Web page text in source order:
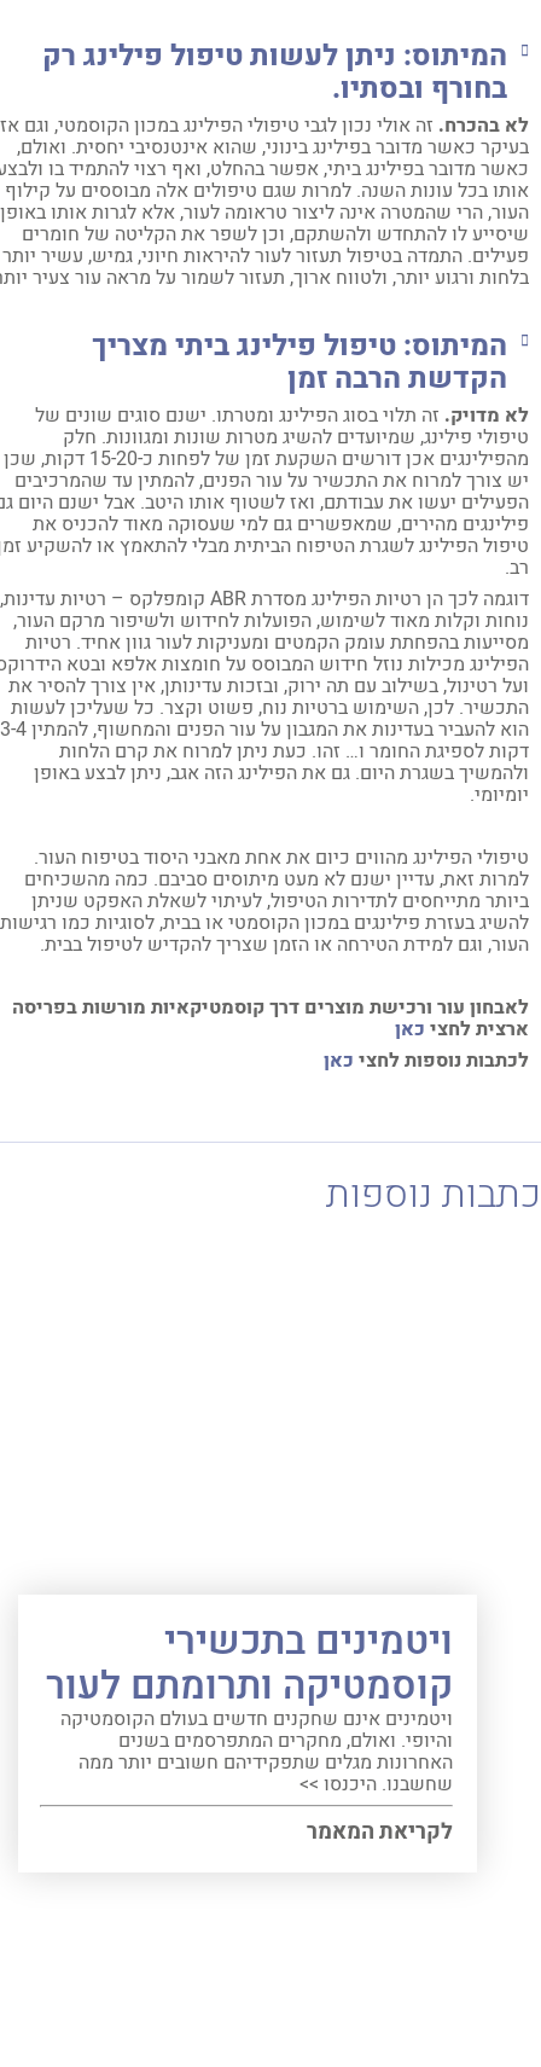
המיתוס: ניתן לעשות טיפול פילינג רק
בחורף ובסתיו.
בהכרח.זה אולי נכון לגבי טיפולי הפילינג במכון הקוסמטי, וגם אז
כאשר מדובר בפילינג בינוני, שהוא אינטנסיבי יחסית. ואולם,
מדובר בפילינג ביתי, אפשר בהחלט, ואף רצוי להתמיד בו ולבצע
בכל עונות השנה. למרות שגם טיפולים אלה מבוססים על קילוף
הרי שהמטרה אינה ליצור טראומה לעור, אלא לגרות אותו באופן
לו להתחדש ולהשתקם, וכן לשפר את הקליטה של חומרים
התמדה בטיפול תעזור לעור להיראות חיוני, גמיש, עשיר יותר
ורגוע יותר, ולטווח ארוך, תעזור לשמור על מראה עור צעיר יותר.
המיתוס:טיפול פילינג ביתי מצריך
הקדשת הרבה זמן
מדויק.זה תלוי בסוג הפילינג ומטרתו. ישנם סוגים שונים של
פילינג, שמיועדים להשיג מטרות שונות ומגוונות. חלק
מהפילינגים אכן דורשים השקעת זמן של לפחות כ-15-20 דקות, שכן
צורך למרוח את התכשיר על עור הפנים, להמתין עד שהמרכיבים
יעשו את עבודתם, ואז לשטוף אותו היטב. אבל ישנם היום גם
מהירים, שמאפשרים גם למי שעסוקה מאוד להכניס את
הפילינג לשגרת הטיפוח הביתית מבלי להתאמץ או להשקיע זמן
דוגמה לכך הן רטיות הפילינג מסדרת ABR קומפלקס – רטיות עדינות,
וקלות מאוד לשימוש, הפועלות לחידוש ולשיפור מרקם העור,
בהפחתת עומק הקמטים ומעניקות לעור גוון אחיד. רטיות
מכילות נוזל חידוש המבוסס על חומצות אלפא ובטא הידרוקסי
רטינול, בשילוב עם תה ירוק, ובזכות עדינותן, אין צורך להסיר את
לכן, השימוש ברטיות נוח, פשוט וקצר. כל שעליכן לעשות
הוא להעביר בעדינות את המגבון על עור הפנים והמחשוף, להמתין 3-4
לספיגת החומר ו… זהו. כעת ניתן למרוח את קרם הלחות
בשגרת היום. גם את הפילינג הזה אגב, ניתן לבצע באופן
הפילינג מהווים כיום את אחת מאבני היסוד בטיפוח העור.
זאת, עדיין ישנם לא מעט מיתוסים סביבם. כמה מהשכיחים
מתייחסים לתדירות הטיפול, לעיתוי לשאלת האפקט שניתן
בעזרת פילינגים במכון הקוסמטי או בבית, לסוגיות כמו רגישות
וגם למידת הטירחה או הזמן שצריך להקדיש לטיפול בבית.
עור ורכישת מוצרים דרך קוסמטיקאיות מורשות בפריסה
לחצי כאן
נוספות לחצי כאן
נוספות
ויטמינים בתכשירי
קוסמטיקה ותרומתם לעור
ויטמינים אינם שחקנים חדשים בעולם הקוסמטיקה
והיופי. ואולם, מחקרים המתפרסמים בשנים
האחרונות מגלים שתפקידיהם חשובים יותר ממה
שחשבנו. היכנסו >>
לקריאת המאמר